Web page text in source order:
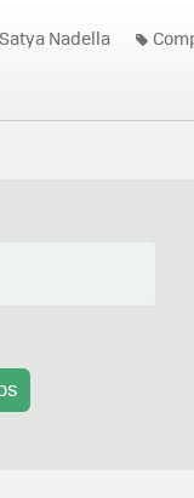
Satya Nadella